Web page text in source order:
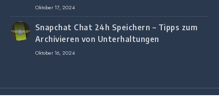
Oktober 17, 2024
Snapchat Chat 24h Speichern – Tipps zum
Archivieren von Unterhaltungen
Oktober 16, 2024